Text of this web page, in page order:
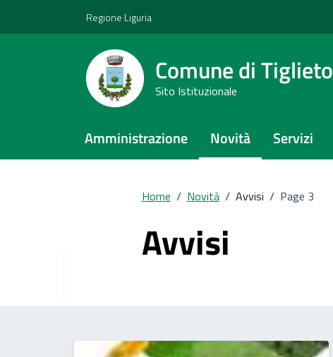
Regione Liguria
Comune di Tiglieto
Sito Istituzionale
Amministrazione Novità Servizi
Home / Novità / Avvisi / Page 3
Avvisi